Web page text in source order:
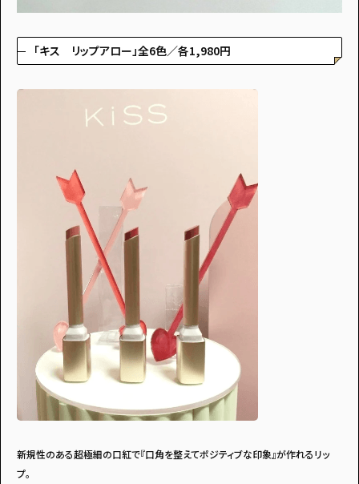
「キス リップアロー」全6色／各1,980円
新規性のある超極細の口紅で『口角を整えてポジティブな印象』が作れるリッ
プ。